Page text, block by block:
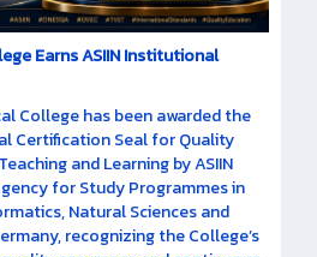
Earns ASIIN Institutional
College has been awarded the
Certification Seal for Quality
and Learning by ASIIN
for Study Programmes in
Natural Sciences and
recognizing the College’s